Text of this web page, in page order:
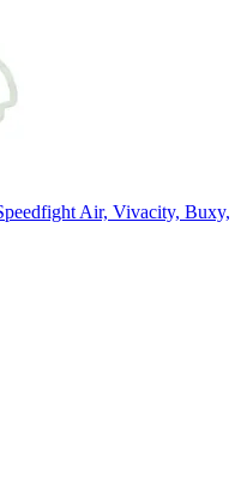
Air, Vivacity, Buxy,